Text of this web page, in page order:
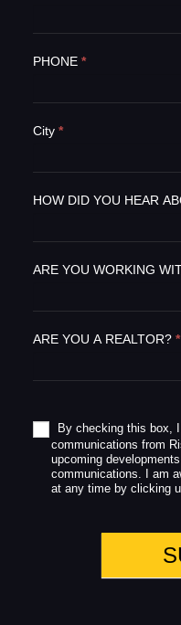
PHONE *
City *
HOW DID YOU HEAR
ARE YOU WORKING
ARE YOU A REALTOR? *
By checking this box,
communications from
upcoming
communications. I am
at any time by clicking
a
,
e
s
i
e